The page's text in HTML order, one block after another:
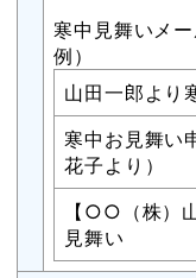
寒中見舞いメ
例）
山田一郎より
寒中お見舞い
花子より）
【○○（株）
見舞い